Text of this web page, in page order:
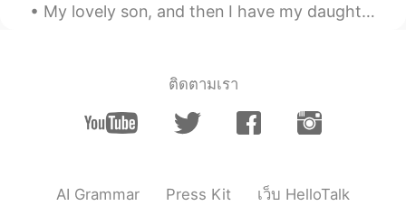
My lovely son, and then I have my daughter giving me attitude in the back of the car! 🤣💙💗 내 사랑스러...
ติดตามเรา
AI Grammar Press Kit เว็บ HelloTalk